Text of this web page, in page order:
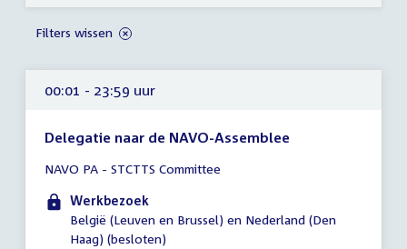
00:01 - 23:59 uur
Delegatie naar de NAVO-Assemblee
vergadering
00:01
-
23:59
NAVO PA - STCTTS Committee
Werkbezoek
België (Leuven en Brussel) en Nederland (Den
Haag) (besloten)
Filters wissen